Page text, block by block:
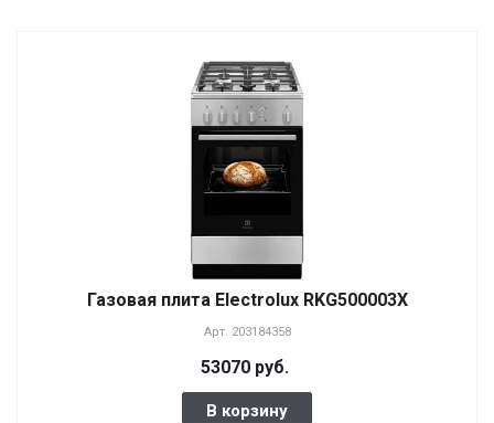
Газовая плита Electrolux RKG500003X
Арт. 203184358
53070 руб.
В корзину